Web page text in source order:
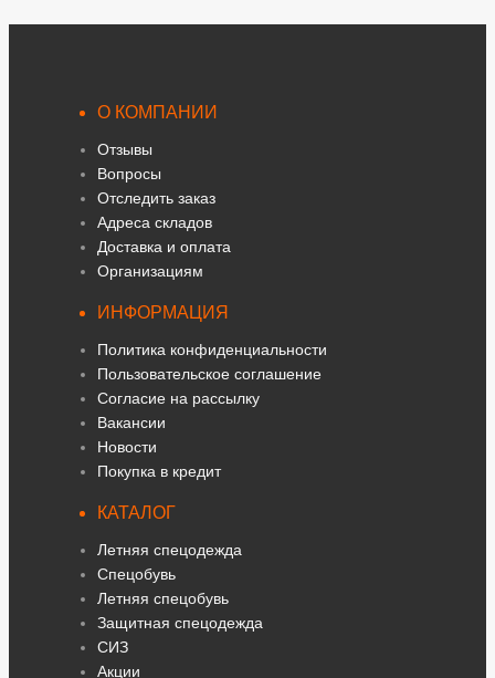
О КОМПАНИИ
Отзывы
Вопросы
Отследить заказ
Адреса складов
Доставка и оплата
Организациям
ИНФОРМАЦИЯ
Политика конфиденциальности
Пользовательское соглашение
Согласие на рассылку
Вакансии
Новости
Покупка в кредит
КАТАЛОГ
Летняя спецодежда
Спецобувь
Летняя спецобувь
Защитная спецодежда
СИЗ
Акции